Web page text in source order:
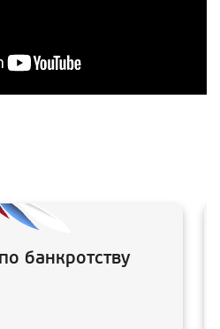
банкротству